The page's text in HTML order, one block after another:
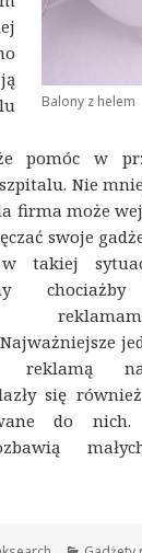
Balony z helem
pomóc w
Nie
firma może
swoje
takiej
reklamą
się
do
helem dla